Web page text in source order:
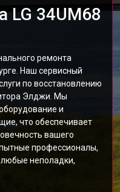
LG 34UM68
ремонта
Наш сервисный
по восстановлению
Элджи. Мы
и
что обеспечивает
вашего
профессионалы,
любые неполадки,